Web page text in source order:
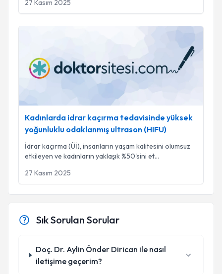
27 Kasım 2025
Kadınlarda idrar kaçırma tedavisinde yüksek
yoğunluklu odaklanmış ultrason (HIFU)
İdrar kaçırma (Üİ), insanların yaşam kalitesini olumsuz
etkileyen ve kadınların yaklaşık %50'sini et...
27 Kasım 2025
Sık Sorulan Sorular
Doç. Dr. Aylin Önder Dirican ile nasıl
iletişime geçerim?